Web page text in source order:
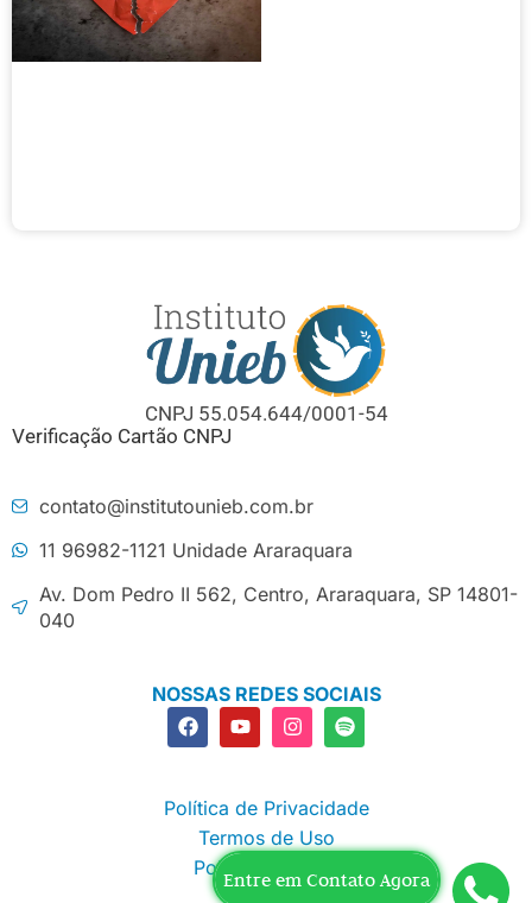
CNPJ 55.054.644/0001-54
Verificação Cartão CNPJ
Entre em Contato Agora
contato@institutounieb.com.br
11 96982-1121 Unidade Araraquara
Av. Dom Pedro II 562, Centro, Araraquara, SP 14801-
040
NOSSAS REDES SOCIAIS
Política de Privacidade
Termos de Uso
Política Editorial